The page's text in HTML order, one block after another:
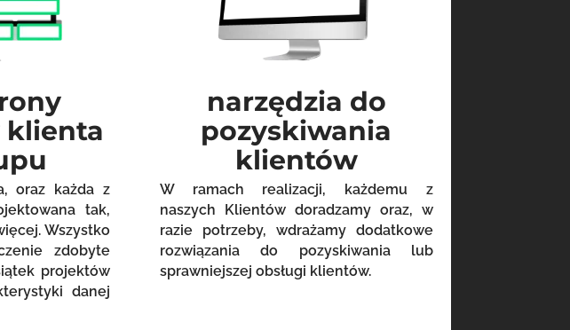
klienta
oraz każda z
tak,
Wszystko
zdobyte
projektów
danej
narzędzia do
pozyskiwania
klientów
W ramach realizacji, każdemu z
naszych Klientów doradzamy oraz, w
razie potrzeby, wdrażamy dodatkowe
rozwiązania do pozyskiwania lub
sprawniejszej obsługi klientów.